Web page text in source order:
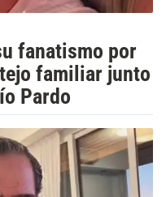
fanatismo por
familiar junto
Pardo